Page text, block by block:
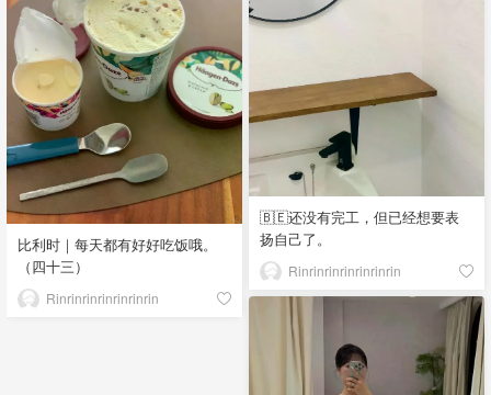
🇧🇪还没有完工，但已经想要表
扬自己了。
Rinrinrinrinrinrinrin
比利时｜每天都有好好吃饭哦。
（四十三）
Rinrinrinrinrinrinrin